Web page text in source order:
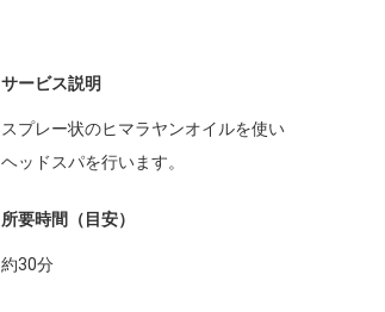
サービス説明
スプレー状のヒマラヤンオイルを使い
ヘッドスパを行います。
所要時間（目安）
約30分